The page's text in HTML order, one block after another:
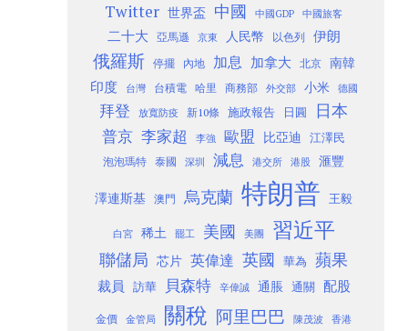
Twitter 世界盃 中國 中國GDP 中國旅客
二十大 亞馬遜 京東 人民幣 以色列 伊朗
俄羅斯 停擺 內地 加息 加拿大 北京
南韓
印度
台灣 台積電 哈里 商務部 外交部 小米 德國
拜登 放寬防疫 新10條 施政報告 日圓 日本
普京 李家超 李強 歐盟 比亞迪 江澤民
泡泡瑪特 泰國 深圳 減息 港交所 港股 滙豐
澤連斯基 澳門 烏克蘭 特朗普 王毅
白宮 稀土 罷工 美國 美團 習近平
聯儲局 芯片 英偉達 英國 華為 蘋果
裁員 訪華 貝森特 辛偉誠 通脹 通關 配股
金價 金管局 關稅 阿里巴巴 陳茂波 香港